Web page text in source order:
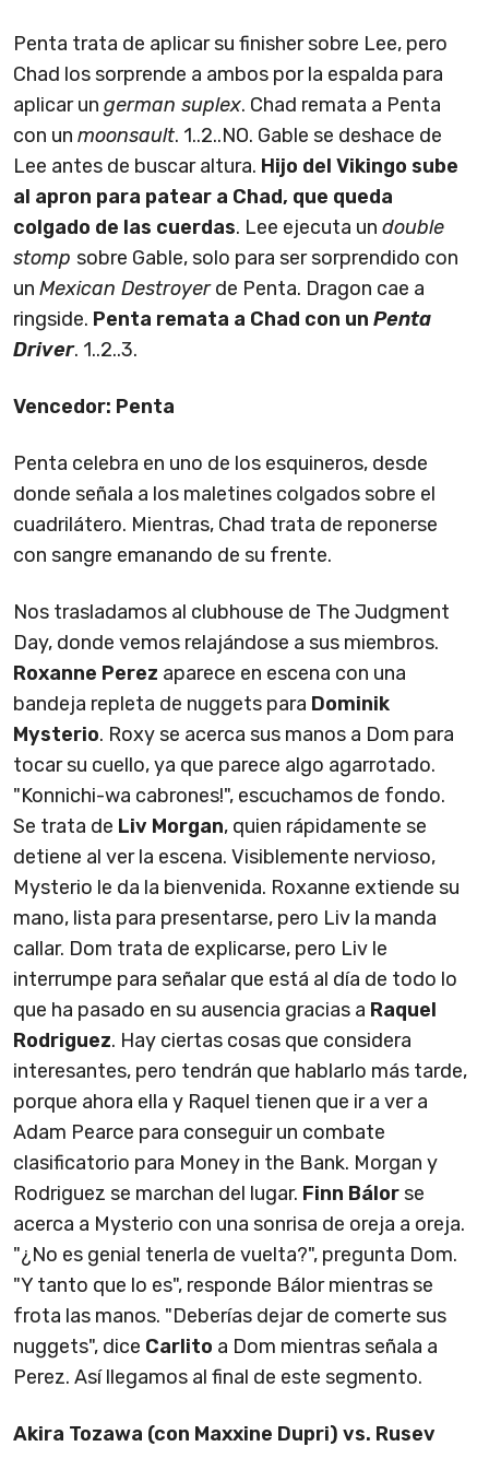
Penta trata de aplicar su finisher sobre Lee, pero
Chad los sorprende a ambos por la espalda para
aplicar un german suplex. Chad remata a Penta
con un moonsault. 1..2..NO. Gable se deshace de
Lee antes de buscar altura. Hijo del Vikingo sube
al apron para patear a Chad, que queda
colgado de las cuerdas. Lee ejecuta un double
stomp sobre Gable, solo para ser sorprendido con
un Mexican Destroyerde Penta. Dragon cae a
ringside. Penta remata a Chad con un Penta
Driver. 1..2..3.
Vencedor: Penta
Penta celebra en uno de los esquineros, desde
donde señala a los maletines colgados sobre el
cuadrilátero. Mientras, Chad trata de reponerse
con sangre emanando de su frente.
Nos trasladamos al clubhouse de The Judgment
Day, donde vemos relajándose a sus miembros.
Roxanne Perez aparece en escena con una
bandeja repleta de nuggets para Dominik
Mysterio. Roxy se acerca sus manos a Dom para
tocar su cuello, ya que parece algo agarrotado.
"Konnichi-wa cabrones!", escuchamos de fondo.
Se trata de Liv Morgan, quien rápidamente se
detiene al ver la escena. Visiblemente nervioso,
Mysterio le da la bienvenida. Roxanne extiende su
mano, lista para presentarse, pero Liv la manda
callar. Dom trata de explicarse, pero Liv le
interrumpe para señalar que está al día de todo lo
que ha pasado en su ausencia gracias a Raquel
Rodriguez. Hay ciertas cosas que considera
interesantes, pero tendrán que hablarlo más tarde,
porque ahora ella y Raquel tienen que ir a ver a
Adam Pearce para conseguir un combate
clasificatorio para Money in the Bank. Morgan y
Rodriguez se marchan del lugar. Finn Bálorse
acerca a Mysterio con una sonrisa de oreja a oreja.
"¿No es genial tenerla de vuelta?", pregunta Dom.
"Y tanto que lo es", responde Bálor mientras se
frota las manos. "Deberías dejar de comerte sus
nuggets", dice Carlito a Dom mientras señala a
Perez. Así llegamos al final de este segmento.
Akira Tozawa (con Maxxine Dupri) vs. Rusev